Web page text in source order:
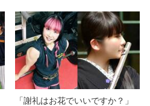
女子（24）が語る、驚愕の食生
活
「謝礼はお花でいいですか？」